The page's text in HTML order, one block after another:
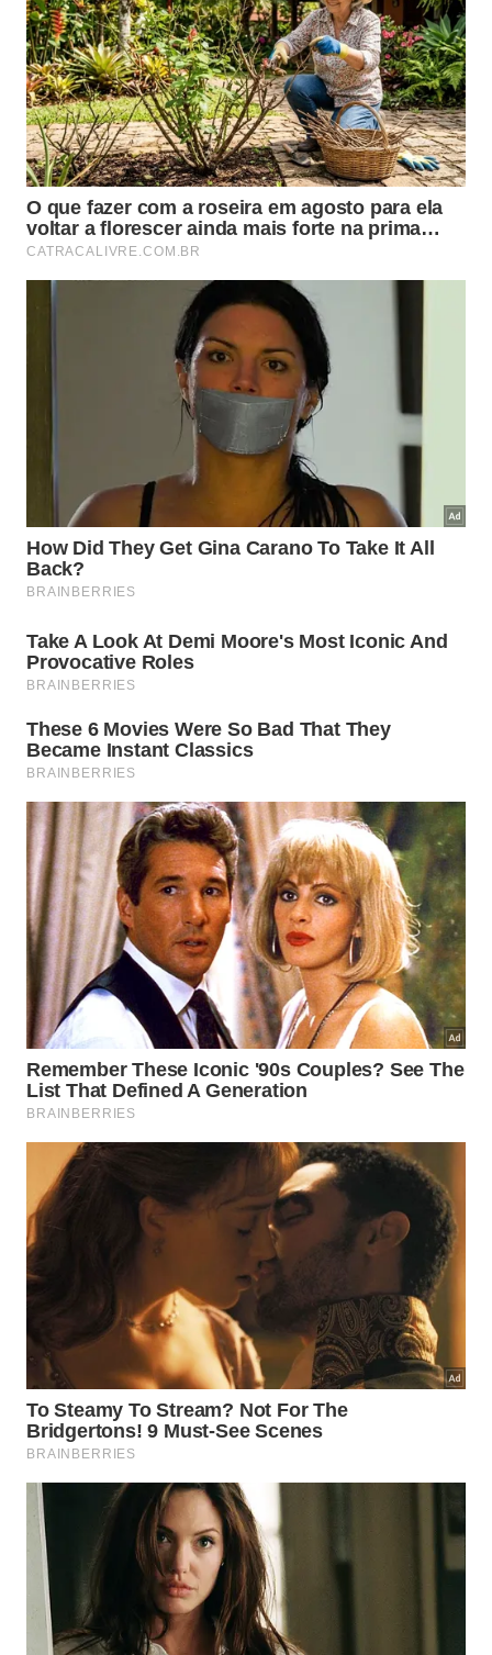
A extensa faixa de areia da Praia de Boracéia convida a
longas caminhadas e momentos de descanso à beira-mar.
-iStock/FernandoPodolski
Dados turísticos de Bertioga
Em 2023, Bertioga consolidou-se como um dos
principais destinos turísticos do estado de São
Paulo, ocupando a quinta posição entre as cidades
mais desejadas pelos turistas. Este reconhecimento
reflete o investimento contínuo em infraestrutura e
preservação ambiental, garantindo experiências de
qualidade aos visitantes.
Para mais informações sobre as praias e atrações
de Bertioga, visite o site oficial da Prefeitura
Municipal: bertioga.sp.gov.br.
Além das praias: trilhas para
explorar em Bertioga
Se além das praias você busca aventura, Bertioga
oferece trilhas incríveis em meio à Mata Atlântica.
Segundo a matéria da Catraca Livre
, opções como
a Trilha do Itaguaré e a Trilha d’Água encantam
visitantes com cachoeiras e fauna exuberante. O
passeio completo.Saiba mais!